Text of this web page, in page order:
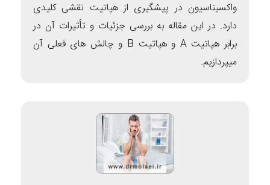
واکسیناسیون در پیشگیری از هپاتیت نقشی کلیدی
دارد. در این مقاله به بررسی جزئیات و تأثیرات آن در
برابر هپاتیت A و هپاتیت B و چالش های فعلی آن
میپردازیم.